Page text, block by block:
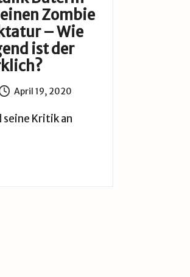
Zombie
– Wie
ist der
April 19, 2020
seine Kritik an